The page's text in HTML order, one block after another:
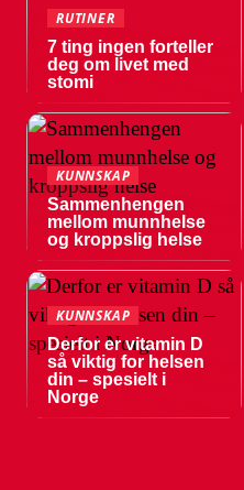
RUTINER
7 ting ingen forteller
deg om livet med
stomi
KUNNSKAP
Sammenhengen
mellom munnhelse
og kroppslig helse
KUNNSKAP
Derfor er vitamin D
så viktig for helsen
din – spesielt i
Norge